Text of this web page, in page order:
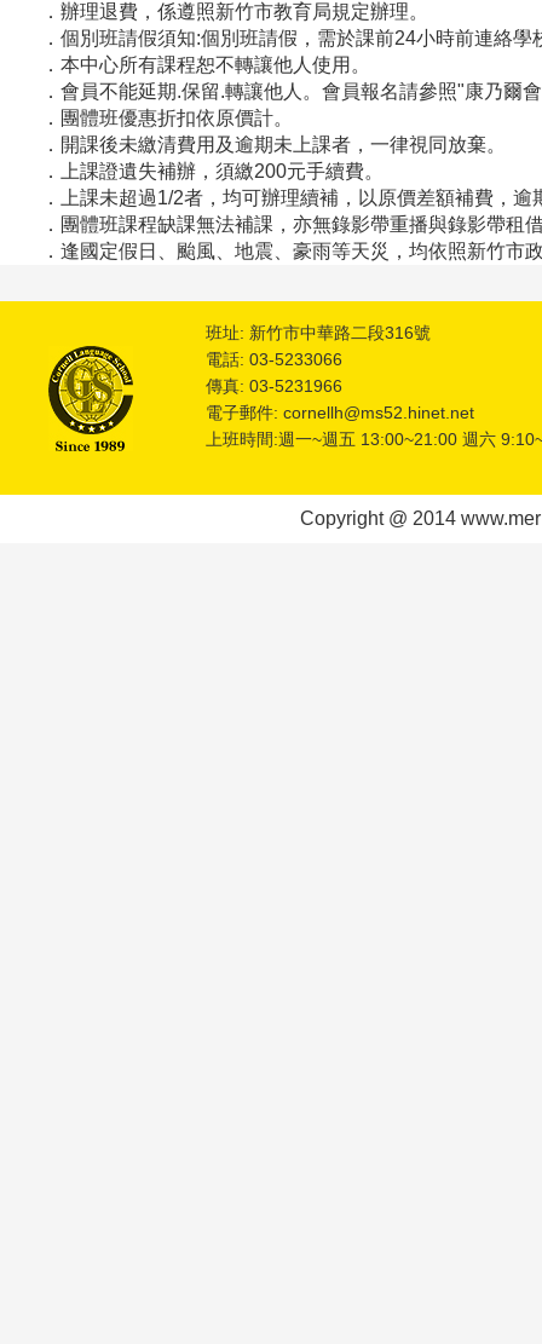
．辦理退費，係遵照新竹市教育局規定辦理。
．個別班請假須知:個別班請假，需於課前24小時前連絡
．本中心所有課程恕不轉讓他人使用。
．會員不能延期.保留.轉讓他人。會員報名請參照"康乃爾
．團體班優惠折扣依原價計。
．開課後未繳清費用及逾期未上課者，一律視同放棄。
．上課證遺失補辦，須繳200元手續費。
．上課未超過1/2者，均可辦理續補，以原價差額補費，逾
．團體班課程缺課無法補課，亦無錄影帶重播與錄影帶租
．逢國定假日
颱風、地震、豪雨等天災，均依照新竹市
班址: 新竹市中華路二段316號
電話: 03-5233066
傳真: 03-5231966
電子郵件: cornellh@ms52.hinet.net
上班時間:週一~週五 13:00~21:00 週六
Copyright @ 2014